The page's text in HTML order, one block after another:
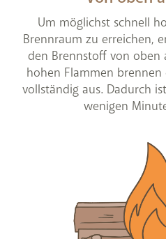
Um möglichst schnell
Brennraum zu erreichen,
den Brennstoff von oben
hohen Flammen brennen
vollständig aus. Dadurch
wenigen